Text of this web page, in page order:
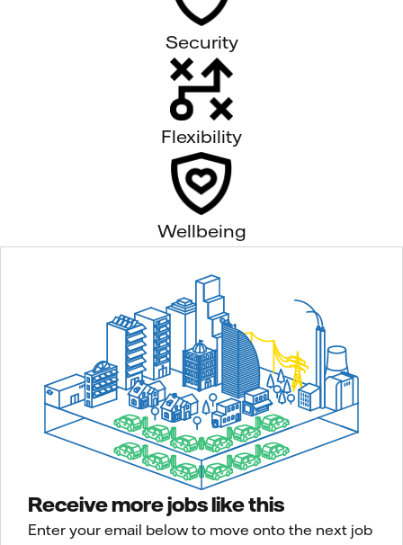
Security
Flexibility
Wellbeing
Receive more jobs like this
Enter your email below to move onto the next job